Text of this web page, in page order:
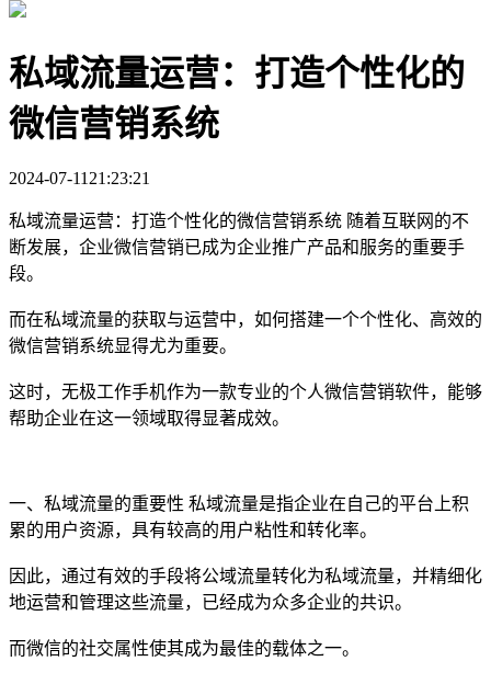
私域流量运营：打造个性化的
微信营销系统
2024-07-1121:23:21
私域流量运营：打造个性化的微信营销系统 随着互联网的不
断发展，企业微信营销已成为企业推广产品和服务的重要手
段。
而在私域流量的获取与运营中，如何搭建一个个性化、高效的
微信营销系统显得尤为重要。
这时，无极工作手机作为一款专业的个人微信营销软件，能够
帮助企业在这一领域取得显著成效。
一、私域流量的重要性 私域流量是指企业在自己的平台上积
累的用户资源，具有较高的用户粘性和转化率。
因此，通过有效的手段将公域流量转化为私域流量，并精细化
地运营和管理这些流量，已经成为众多企业的共识。
而微信的社交属性使其成为最佳的载体之一。